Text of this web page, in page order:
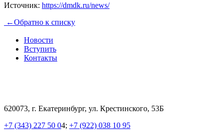
Источник: https://dmdk.ru/news/
←Обратно к списку
Новости
Вступить
Контакты
620073, г. Екатеринбург, ул. Крестинского, 53Б
+7 (343) 227 50 04; +7 (922) 038 10 95